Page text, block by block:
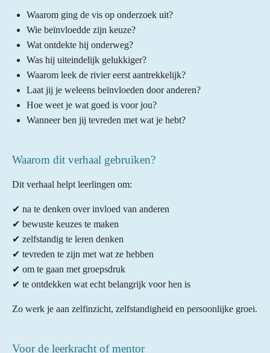
Waarom ging de vis op onderzoek uit?
Wie beïnvloedde zijn keuze?
Wat ontdekte hij onderweg?
Was hij uiteindelijk gelukkiger?
Waarom leek de rivier eerst aantrekkelijk?
Laat jij je weleens beïnvloeden door anderen?
Hoe weet je wat goed is voor jou?
Wanneer ben jij tevreden met wat je hebt?
Waarom dit verhaal gebruiken?
Dit verhaal helpt leerlingen om:
✔ na te denken over invloed van anderen
✔ bewuste keuzes te maken
✔ zelfstandig te leren denken
✔ tevreden te zijn met wat ze hebben
✔ om te gaan met groepsdruk
✔ te ontdekken wat echt belangrijk voor hen is
Zo werk je aan zelfinzicht, zelfstandigheid en persoonlijke groei.
Voor de leerkracht of mentor